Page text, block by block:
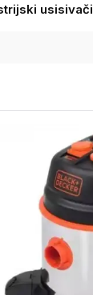
usisivači